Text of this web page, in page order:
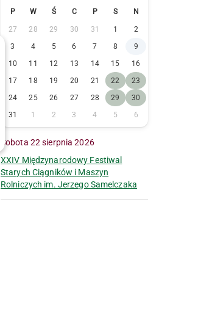
P W Ś C P S N
27 28 29 30 31 1
2
3
4 5 6 7 8
9
10
11 12 13 14 15
16
17
18 19 20 21 22
23
24
25 26 27 28 29
30
31
1 2 3 4 5 6
Sobota 22 sierpnia 2026
XXIV Międzynarodowy Festiwal
Starych Ciągników i Maszyn
Rolniczych im. Jerzego Samelczaka